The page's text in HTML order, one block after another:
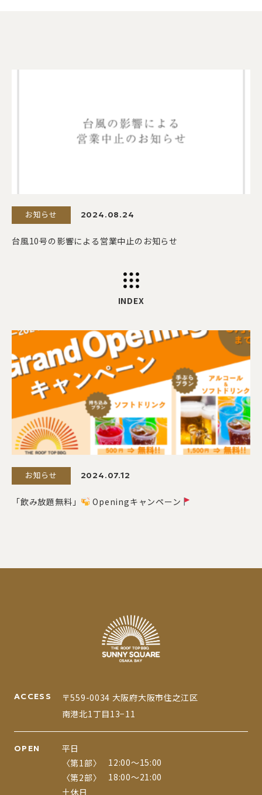
お知らせ 2024.08.24
台風10号の影響による営業中止のお知らせ
INDEX
お知らせ 2024.07.12
「飲み放題無料」 Openingキャンペーン
ACCESS
〒559-0034 大阪府大阪市住之江区
南港北1丁目13−11
OPEN 平日
土休日
〈第1部〉
12:00〜15:00
〈第2部〉
18:00〜21:00